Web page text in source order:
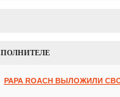
PAPA ROACH ВЫЛОЖИЛИ